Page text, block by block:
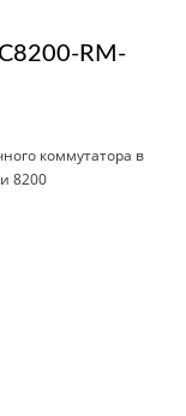
RM-
коммутатора в
8200